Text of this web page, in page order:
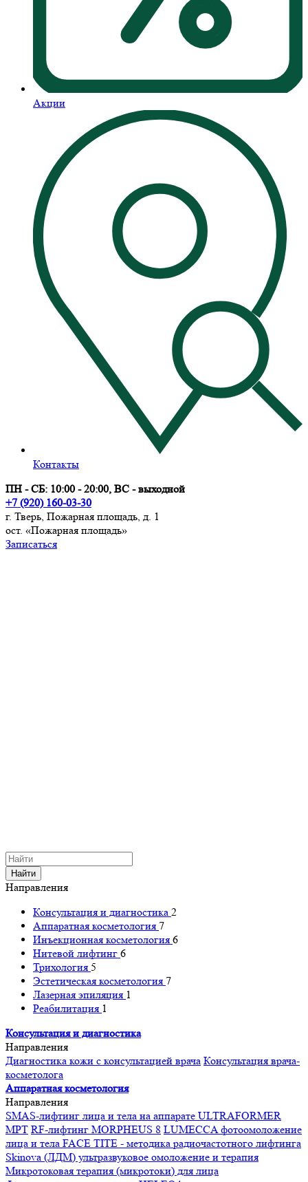
Акции
Контакты
ПН - СБ: 10:00 - 20:00, ВС - выходной
+7 (920) 160-03-30
г. Тверь, Пожарная площадь, д. 1
ост. «Пожарная площадь»
Записаться
Найти
Направления
Консультация и диагностика 2
Аппаратная косметология 7
Инъекционная косметология 6
Нитевой лифтинг 6
Трихология 5
Эстетическая косметология 7
Лазерная эпиляция 1
Реабилитация 1
Консультация и диагностика
Направления
Диагностика кожи с консультацией врача Консультация врача-
косметолога
Аппаратная косметология
Направления
SMAS-лифтинг лица и тела на аппарате ULTRAFORMER
MPT RF-лифтинг MORPHEUS 8 LUMECCA фотоомоложение
лица и тела FACE TITE - методика радиочастотного лифтинга
Skinova (ЛДМ) ультразвуковое омоложение и терапия
Микротоковая терапия (микротоки) для лица